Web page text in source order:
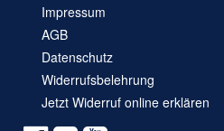
Impressum
AGB
Datenschutz
Widerrufsbelehrung
Jetzt Widerruf online erklären